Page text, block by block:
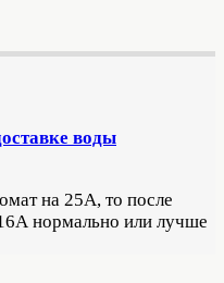
воды
на 25А, то после
нормально или лучше